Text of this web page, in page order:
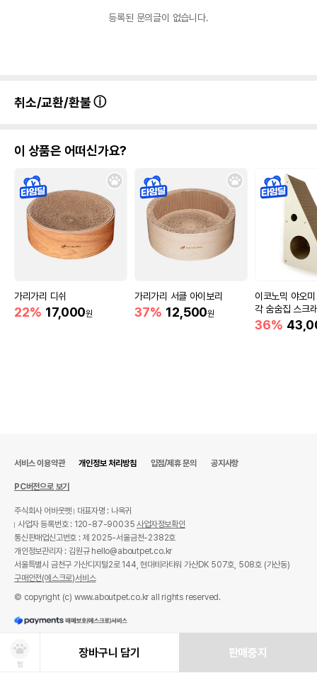
등록된 문의글이 없습니다.
취소/교환/환불
이 상품은 어떠신가요?
가리가리 디쉬
22% 17,000원
가리가리 서클 아이보리
37% 12,500원
이코노믹 야오
각 숨숨집 스크
36%
찜
장바구니 담기 판매중지
서비스 이용약관 개인정보 처리방침 입점/제휴 문의 공지사항
PC버전으로 보기
주식회사 어바웃펫
대표자명 : 나옥귀
사업자 등록번호 : 120-87-90035사업자정보확인
통신판매업신고번호 : 제 2025-서울금천-2382호
개인정보관리자 : 김원규 hello@aboutpet.co.kr
서울특별시 금천구 가산디지털2로 144, 현대테라타워 가산DK 507호, 508호 (가산동)
구매안전(에스크로)서비스
© copyright (c) www.aboutpet.co.kr all rights reserved.